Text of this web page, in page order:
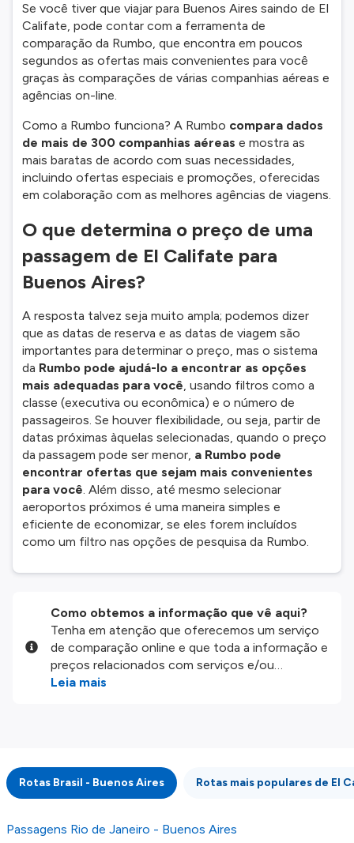
Se você tiver que viajar para Buenos Aires saindo de El
Califate, pode contar com a ferramenta de
comparação da Rumbo, que encontra em poucos
segundos as ofertas mais convenientes para você
graças às comparações de várias companhias aéreas e
agências on-line.
Como a Rumbo funciona? A Rumbo compara dados
de mais de 300 companhias aéreas e mostra as
mais baratas de acordo com suas necessidades,
incluindo ofertas especiais e promoções, oferecidas
em colaboração com as melhores agências de viagens.
O que determina o preço de uma
passagem de El Califate para
Buenos Aires?
A resposta talvez seja muito ampla; podemos dizer
que as datas de reserva e as datas de viagem são
importantes para determinar o preço, mas o sistema
da Rumbo pode ajudá-lo a encontrar as opções
mais adequadas para você, usando filtros como a
classe (executiva ou econômica) e o número de
passageiros. Se houver flexibilidade, ou seja, partir de
datas próximas àquelas selecionadas, quando o preço
da passagem pode ser menor, a Rumbo pode
encontrar ofertas que sejam mais convenientes
para você. Além disso, até mesmo selecionar
aeroportos próximos é uma maneira simples e
eficiente de economizar, se eles forem incluídos
como um filtro nas opções de pesquisa da Rumbo.
Como obtemos a informação que vê aqui?
Tenha em atenção que oferecemos um serviço
de comparação online e que toda a informação e
preços relacionados com serviços e/ou
produtos disponíveis no nosso website são
integridade ou pela precisão da informação
publicada, por isso verifique com atenção todas
as condições no website do parceiro antes de
fazer uma reserva. Para mais detalhes verifique
os nossosTermos e Condições.
Leia mais
Rotas Brasil - Buenos Aires Rotas mais populares de El
Passagens Rio de Janeiro - Buenos Aires